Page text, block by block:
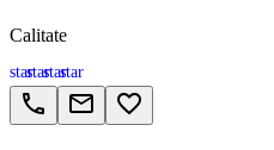
Calitate
starstarstarstar
call email favorite_border